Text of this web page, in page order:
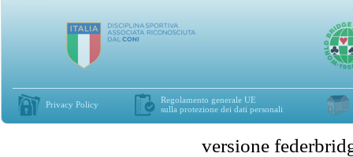
Privacy Policy
Regolamento generale UE
sulla protezione dei dati personali
versione